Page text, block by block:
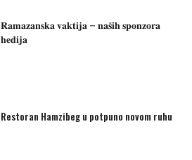
𝐑𝐚𝐦𝐚𝐳𝐚𝐧𝐬𝐤𝐚 𝐯𝐚𝐤𝐭𝐢𝐣𝐚 – 𝐧𝐚𝐬̌𝐢𝐡 𝐬𝐩𝐨𝐧𝐳𝐨𝐫𝐚
𝐡𝐞𝐝𝐢𝐣𝐚
Restoran Hamzibeg u potpuno novom ruhu